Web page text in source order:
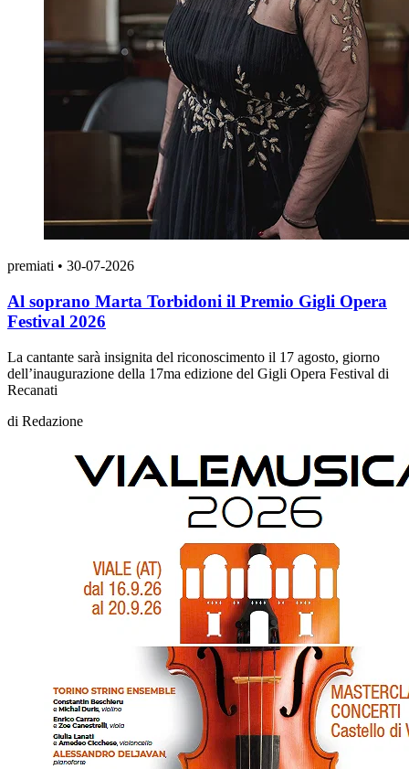
premiati • 30-07-2026
Al soprano Marta Torbidoni il Premio Gigli Opera
Festival 2026
La cantante sarà insignita del riconoscimento il 17 agosto, giorno
dell’inaugurazione della 17ma edizione del Gigli Opera Festival di
Recanati
di Redazione